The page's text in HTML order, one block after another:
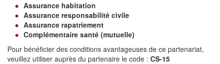
Assurance habitation
Assurance responsabilité civile
Assurance rapatriement
Complémentaire santé (mutuelle)
Pour bénéficier des conditions avantageuses de ce partenariat,
veuillez utiliser auprès du partenaire le code : CS-15